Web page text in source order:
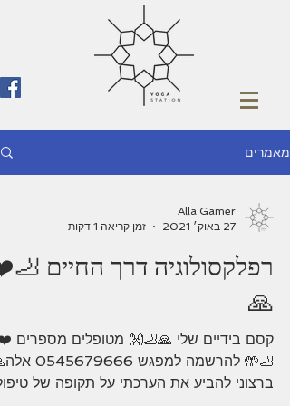
מאמרים
Alla Gamer
27 באוק׳ 2021
זמן קריאה 1 דקות
רפלקסולוגיה דרך החיים
🙏
קסם בידיים שלי 🙏🦶👐 מטופלים מספרים
🦶🤲 להרשמה למפגש
ברצוני להביע את הערכתי על תקופה של